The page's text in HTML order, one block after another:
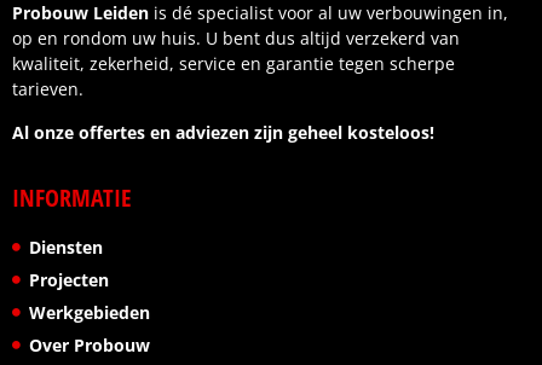
Probouw Leiden is dé specialist voor al uw verbouwingen in,
op en rondom uw huis. U bent dus altijd verzekerd van
kwaliteit, zekerheid, service en garantie tegen scherpe
tarieven.
Al onze offertes en adviezen zijn geheel kosteloos!
INFORMATIE
Diensten
Projecten
Werkgebieden
Over Probouw